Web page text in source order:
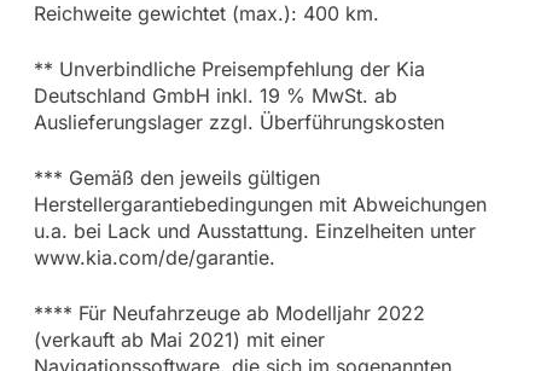
Reichweite gewichtet (max.): 400 km.
** Unverbindliche Preisempfehlung der Kia
Deutschland GmbH inkl. 19 % MwSt. ab
Auslieferungslager zzgl. Überführungskosten
*** Gemäß den jeweils gültigen
Herstellergarantiebedingungen mit Abweichungen
u.a. bei Lack und Ausstattung. Einzelheiten unter
www.kia.com/de/garantie.
**** Für Neufahrzeuge ab Modelljahr 2022
(verkauft ab Mai 2021) mit einer
Navigationssoftware, die sich im sogenannten